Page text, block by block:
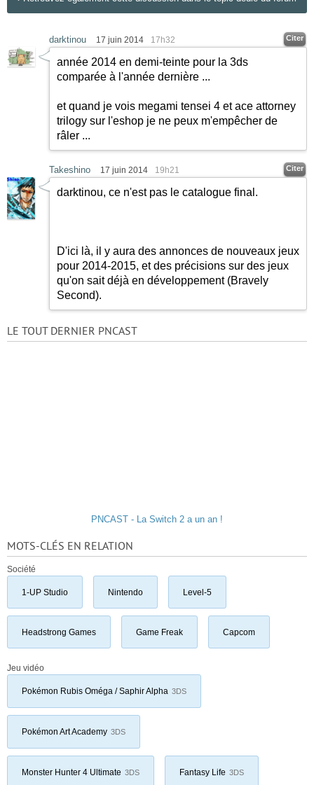
darktinou 17 juin 2014 17h32 Citer
année 2014 en demi-teinte pour la 3ds
comparée à l'année dernière ...
et quand je vois megami tensei 4 et ace attorney
trilogy sur l'eshop je ne peux m'empêcher de
râler ...
Takeshino 17 juin 2014 19h21 Citer
darktinou, ce n'est pas le catalogue final.
D'ici là, il y aura des annonces de nouveaux jeux
pour 2014-2015, et des précisions sur des jeux
qu'on sait déjà en développement (Bravely
Second).
LE TOUT DERNIER PNCAST
PNCAST - La Switch 2 a un an !
MOTS-CLÉS EN RELATION
Société
1-UP Studio Nintendo Level-5
Headstrong Games Game Freak Capcom
Jeu vidéo
Pokémon Rubis Oméga / Saphir Alpha 3DS
Pokémon Art Academy 3DS
Monster Hunter 4 Ultimate 3DS Fantasy Life 3DS